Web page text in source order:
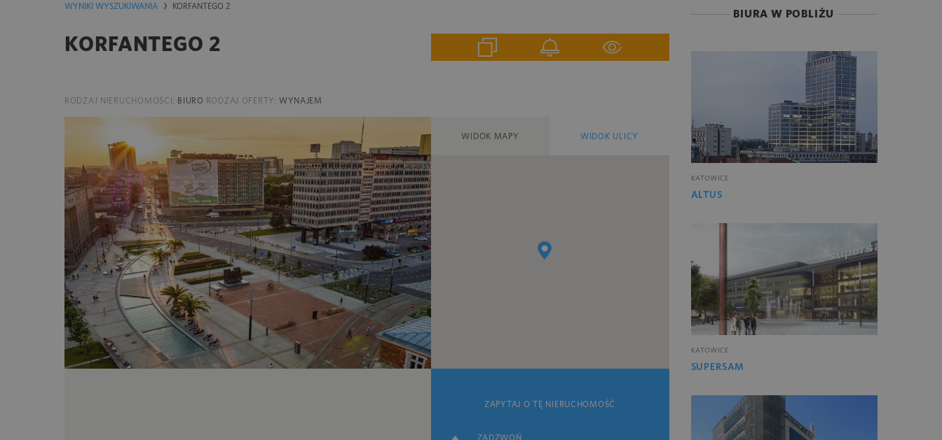
WYNIKI WYSZUKIWANIA KORFANTEGO 2
KORFANTEGO 2
RODZAJ NIERUCHOMOŚCI: BIURO RODZAJ OFERTY: WYNAJEM
WIDOK MAPY WIDOK ULICY
ZAPYTAJ O TĘ NIERUCHOMOŚĆ
ZADZWOŃ
BIURA W POBLIŻU
KATOWICE
ALTUS
KATOWICE
SUPERSAM